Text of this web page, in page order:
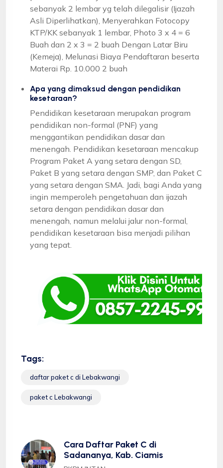
sebanyak 2 lembar yg telah dilegalisir (Ijazah
Asli Diperlihatkan), Menyerahkan Fotocopy
KTP/KK sebanyak 1 lembar, Photo 3 x 4 = 6
Buah dan 2 x 3 = 2 buah Dengan Latar Biru
(Kemeja), Melunasi Biaya Pendaftaran beserta
Materai Rp. 10.000 2 buah
Apa yang dimaksud dengan pendidikan
kesetaraan?
Pendidikan kesetaraan merupakan program
pendidikan non-formal (PNF) yang
menggantikan pendidikan dasar dan
menengah. Pendidikan kesetaraan mencakup
Program Paket A yang setara dengan SD,
Paket B yang setara dengan SMP, dan Paket C
yang setara dengan SMA. Jadi, bagi Anda yang
ingin memperoleh pengetahuan dan ijazah
setara dengan pendidikan dasar dan
menengah, namun melalui jalur non-formal,
pendidikan kesetaraan bisa menjadi pilihan
yang tepat.
Tags:
daftar paket c di Lebakwangi
paket c Lebakwangi
Cara Daftar Paket C di
Sadananya, Kab. Ciamis